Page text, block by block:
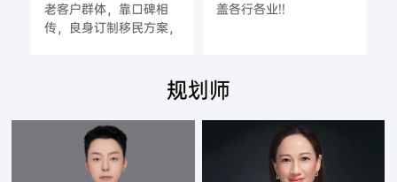
老客户群体，靠口碑相
传，良身订制移民方案，
盖各行各业!!
规划师